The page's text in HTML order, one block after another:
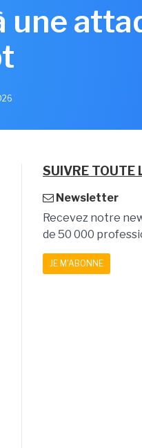
une
SUIVRE TOUTE
Newsletter
Recevez notre
de 50 000
JE M'ABONNE